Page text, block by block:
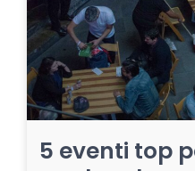
5 eventi top